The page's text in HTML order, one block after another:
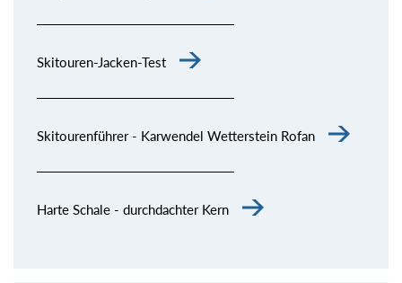
Skitouren-Jacken-Test
Skitourenführer - Karwendel Wetterstein Rofan
Harte Schale - durchdachter Kern